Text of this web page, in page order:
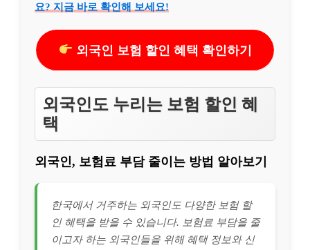
요? 지금 바로 확인해 보세요!
외국인 보험 할인 혜택 확인하기
외국인도 누리는 보험 할인 혜
택
외국인, 보험료 부담 줄이는 방법 알아보기
한국에서 거주하는 외국인도 다양한 보험 할
인 혜택을 받을 수 있습니다. 보험료 부담을 줄
이고자 하는 외국인들을 위해 혜택 정보와 신